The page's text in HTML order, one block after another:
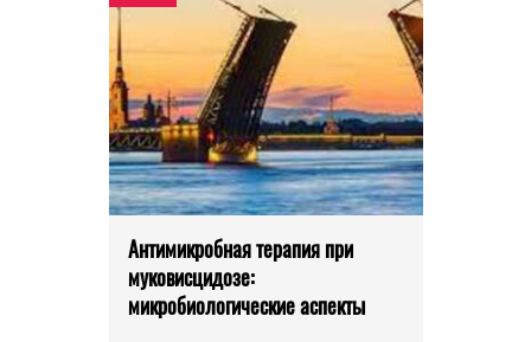
Антимикробная терапия при
муковисцидозе:
микробиологические аспекты